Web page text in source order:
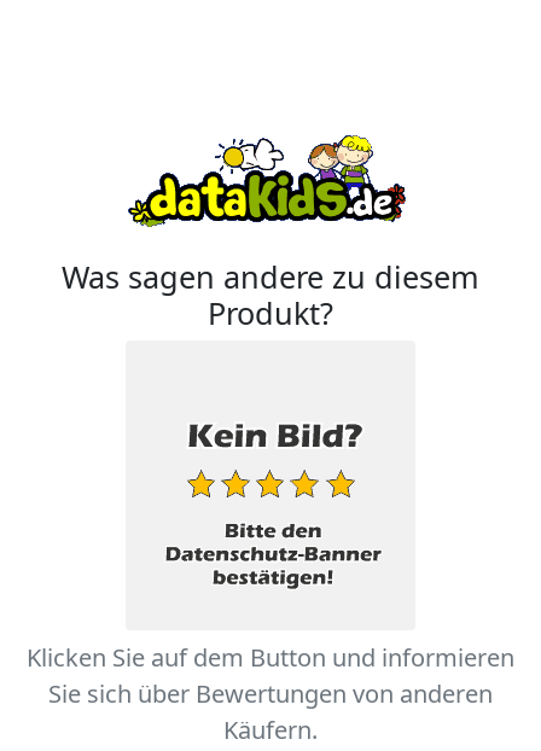
Was sagen andere zu diesem
Produkt?
Klicken Sie auf dem Button und informieren
Sie sich über Bewertungen von anderen
Käufern.